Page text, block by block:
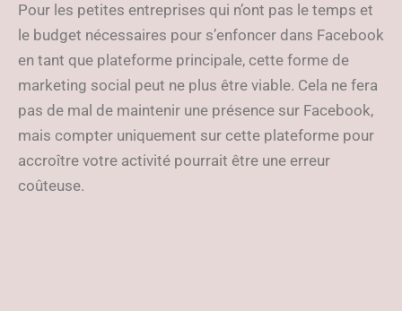
Pour les petites entreprises qui n’ont pas le temps et
le budget nécessaires pour s’enfoncer dans Facebook
en tant que plateforme principale, cette forme de
marketing social peut ne plus être viable. Cela ne fera
pas de mal de maintenir une présence sur Facebook,
mais compter uniquement sur cette plateforme pour
accroître votre activité pourrait être une erreur
coûteuse.